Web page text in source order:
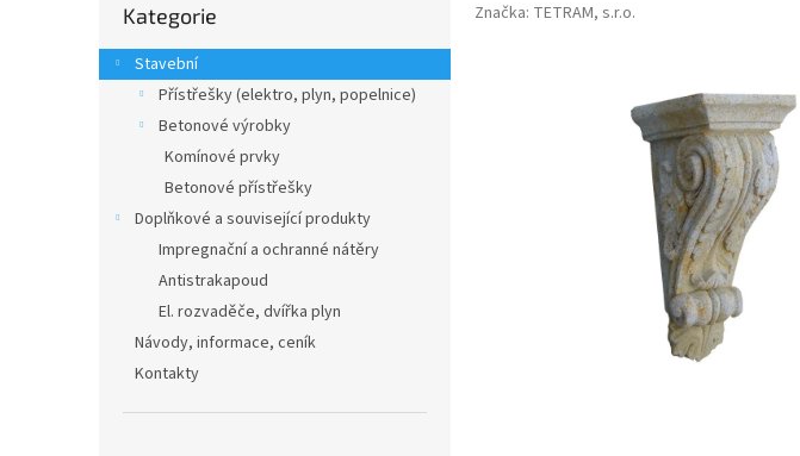
r
a
kategorie
Kategorie
Stavební
Přístřešky (elektro, plyn, popelnice)
Betonové výrobky
Komínové prvky
Betonové přístřešky
Doplňkové a související produkty
Impregnační a ochranné nátěry
Antistrakapoud
El. rozvaděče, dvířka plyn
Návody, informace, ceník
Kontakty
Značka: TETRAM, s.r.o.